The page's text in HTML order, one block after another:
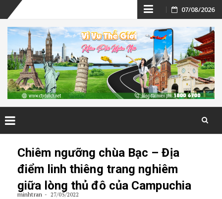
Skip
to
content
07/08/2026
Chiêm ngưỡng chùa Bạc – Địa
điểm linh thiêng trang nghiêm
giữa lòng thủ đô của Campuchia
minhtran 27/05/2022